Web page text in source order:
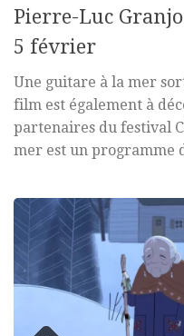
Pierre-Luc
5 février
Une guitare à la mer
film est également à
partenaires du festival
mer est un programme